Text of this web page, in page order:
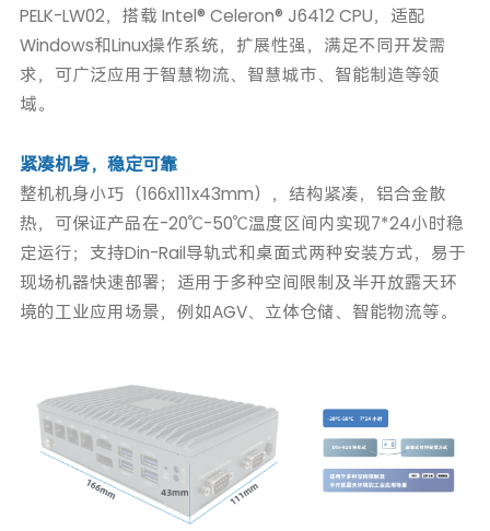
PELK-LW02，搭载 Intel® Celeron® J6412 CPU，适配
Windows和Linux操作系统，扩展性强，满足不同开发需
求，可广泛应用于智慧物流、智慧城市、智能制造等领
域。
紧凑机身，稳定可靠
整机机身小巧（166x111x43mm），结构紧凑，铝合金散
热，可保证产品在-20℃-50℃温度区间内实现7*24小时稳
定运行；支持Din-Rail导轨式和桌面式两种安装方式，易于
现场机器快速部署；适用于多种空间限制及半开放露天环
境的工业应用场景，例如AGV、立体仓储、智能物流等。